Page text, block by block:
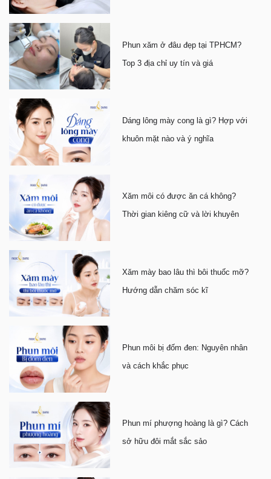
Phun xăm ở đâu đẹp tại TPHCM?
Top 3 địa chỉ uy tín và giá
Dáng lông mày cong là gì? Hợp với
khuôn mặt nào và ý nghĩa
Xăm môi có được ăn cá không?
Thời gian kiêng cữ và lời khuyên
Xăm mày bao lâu thì bôi thuốc mỡ?
Hướng dẫn chăm sóc kĩ
Phun môi bị đốm đen: Nguyên nhân
và cách khắc phục
Phun mí phượng hoàng là gì? Cách
sở hữu đôi mắt sắc sảo